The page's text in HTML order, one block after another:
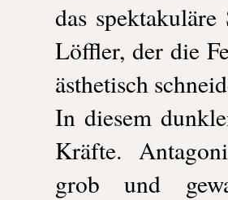
das
Löffler, der die
ästhetisch
In diesem
Kräfte.
grob und